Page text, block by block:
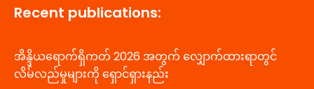
Recent publications:
အိန္ဒိယရောက်ရှိကတ် 2026 အတွက် လျှောက်ထားရာတွင်
လိမ်လည်မှုများကို ရှောင်ရှားနည်း